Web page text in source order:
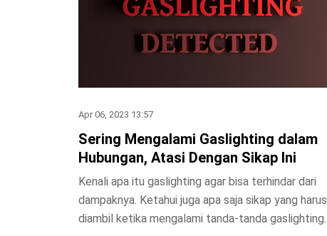
Apr 06, 2023 13:57
Sering Mengalami Gaslighting dalam
Hubungan, Atasi Dengan Sikap Ini
Kenali apa itu gaslighting agar bisa terhindar dari
dampaknya. Ketahui juga apa saja sikap yang harus
diambil ketika mengalami tanda-tanda gaslighting.